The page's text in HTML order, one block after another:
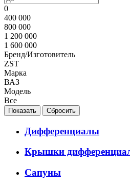
По популярности
0
400 000
800 000
1 200 000
1 600 000
Бренд/Изготовитель
ZST
Марка
ВАЗ
Модель
Все
Дифференциалы
Крышки
Сапуны